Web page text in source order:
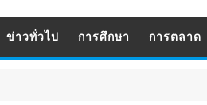
ข่าวทั่วไป การศึกษา การตลาด